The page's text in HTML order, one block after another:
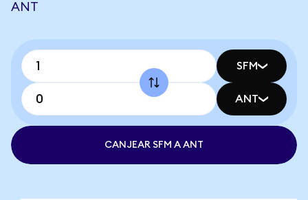
ANT
SFM
ANT
CANJEAR SFM A ANT